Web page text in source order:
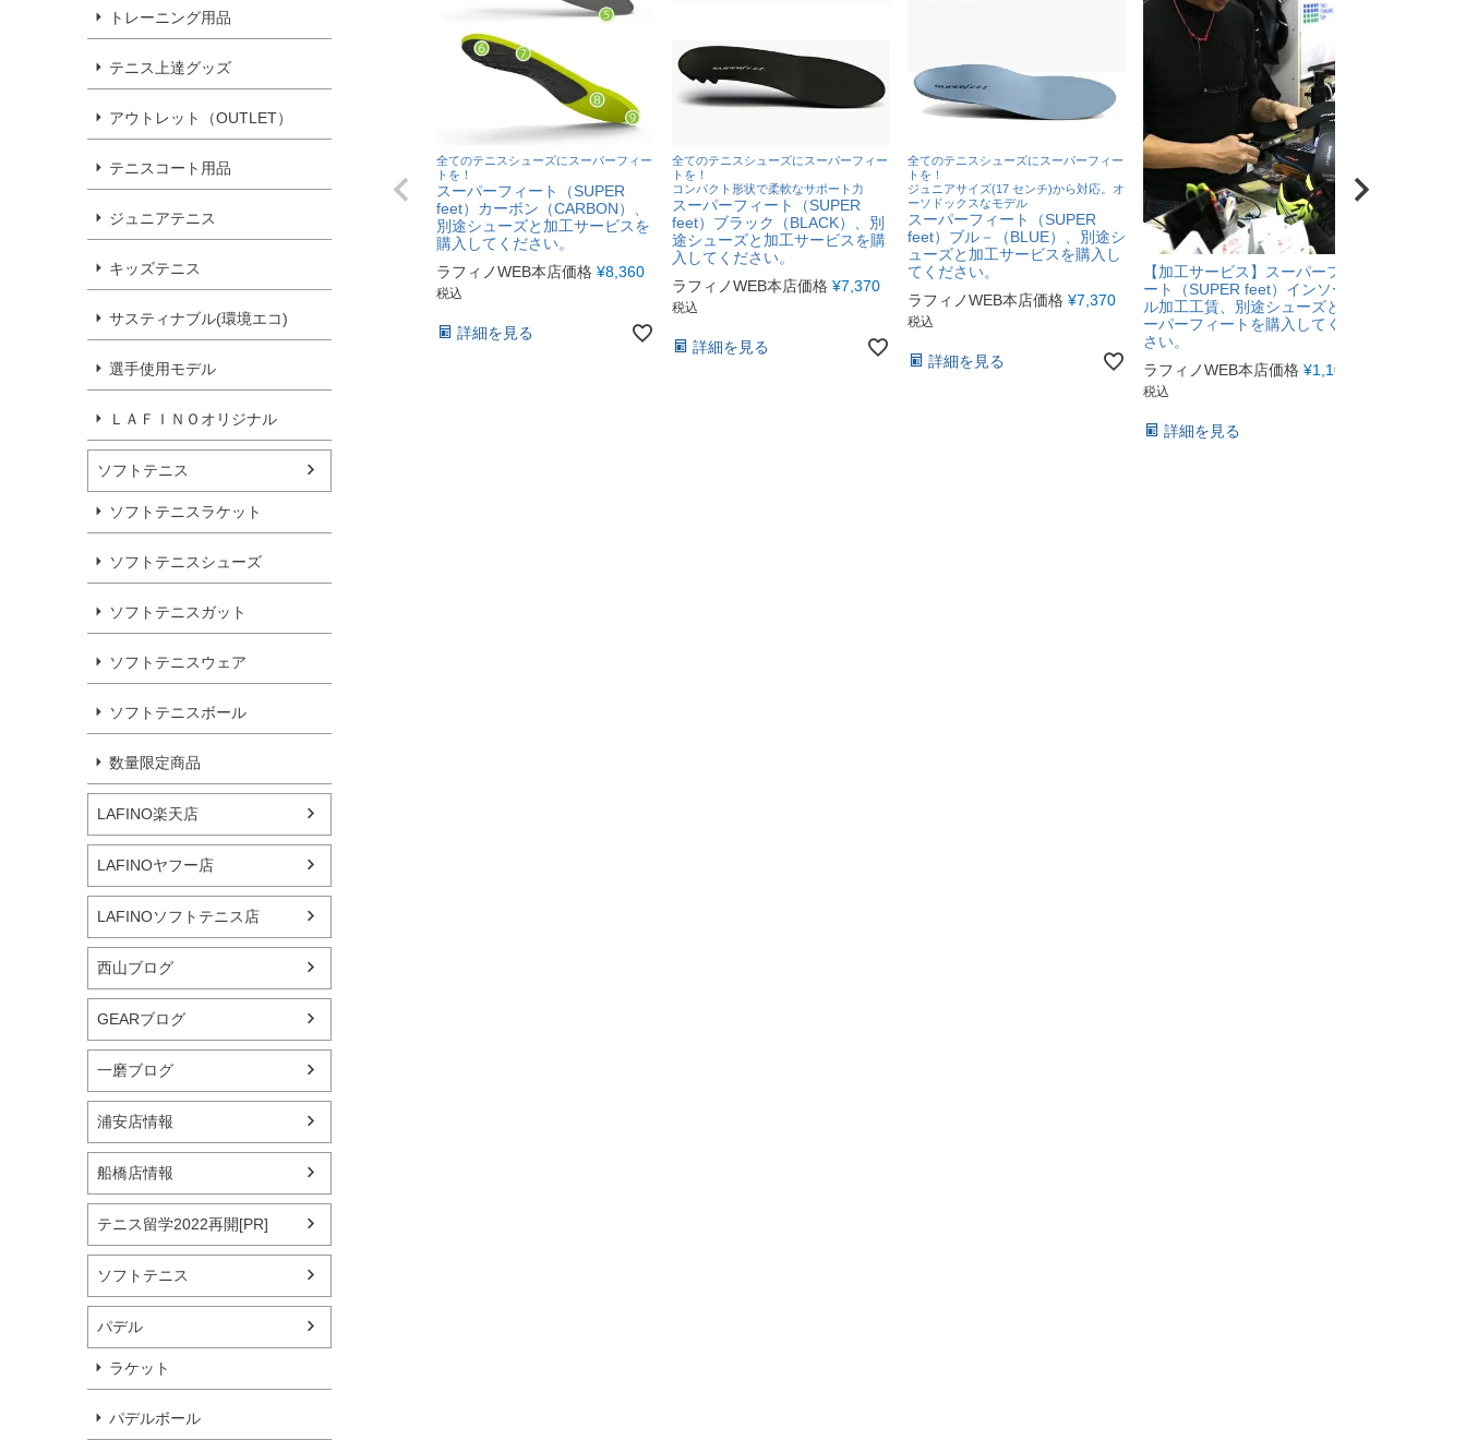
トレーニング用品
テニス上達グッズ
アウトレット（OUTLET）
テニスコート用品
ジュニアテニス
キッズテニス
サスティナブル(環境エコ)
選手使用モデル
ＬＡＦＩＮＯオリジナル
ソフトテニス
ソフトテニスラケット
ソフトテニスシューズ
ソフトテニスガット
ソフトテニスウェア
ソフトテニスボール
数量限定商品
LAFINO楽天店
LAFINOヤフー店
LAFINOソフトテニス店
西山ブログ
GEARブログ
一磨ブログ
浦安店情報
船橋店情報
テニス留学2022再開[PR]
ソフトテニス
パデル
ラケット
パデルボール
全てのテニスシューズにスーパーフィー
トを！
スーパーフィート（SUPER
feet）カーボン（CARBON）、
別途シューズと加工サービスを
購入してください。
ラフィノWEB本店価格 ¥8,360
税込
詳細を見る
全てのテニスシューズにスーパーフィー
トを！
コンパクト形状で柔軟なサポート力
スーパーフィート（SUPER
feet）ブラック（BLACK）、別
途シューズと加工サービスを購
入してください。
ラフィノWEB本店価格 ¥7,370
税込
詳細を見る
全てのテニスシューズにスーパーフィー
トを！
ジュニアサイズ(17 センチ)から対応。オ
ーソドックスなモデル
スーパーフィート（SUPER
feet）ブル－（BLUE）、別途シ
ューズと加工サービスを購入し
てください。
ラフィノWEB本店価格 ¥7,370
税込
詳細を見る
【加工サービス】スーパーフィ
ート（SUPER feet）インソー
ル加工工賃、別途シューズとス
ーパーフィートを購入してくだ
さい。
ラフィノWEB本店価格 ¥1,100
税込
詳細を見る